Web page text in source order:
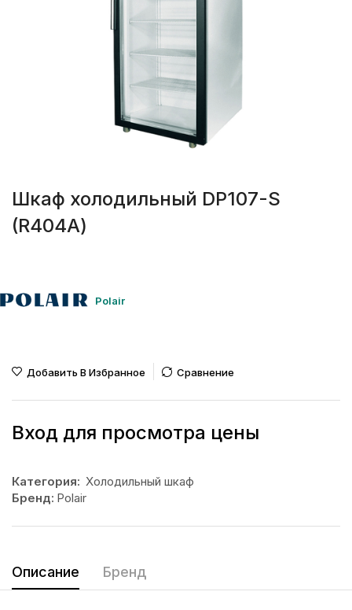
Шкаф холодильный DP107-S
(R404А)
Polair
Добавить В Избранное Сравнение
Вход для просмотра цены
Категория: Холодильный шкаф
Бренд: Polair
Описание Бренд